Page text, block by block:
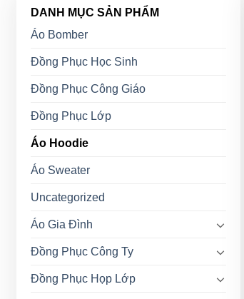
DANH MỤC SẢN PHẨM
Áo Bomber
Đồng Phục Học Sinh
Đồng Phục Công Giáo
Đồng Phục Lớp
Áo Hoodie
Áo Sweater
Uncategorized
Áo Gia Đình
Đồng Phục Công Ty
Đồng Phục Họp Lớp